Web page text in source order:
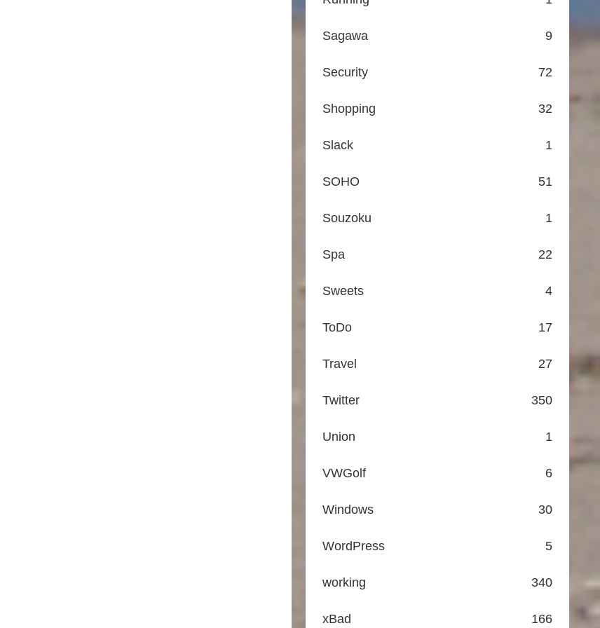
Sagawa 9
Security 72
Shopping 32
Slack 1
SOHO 51
Souzoku 1
Spa 22
Sweets 4
ToDo 17
Travel 27
Twitter 350
Union 1
VWGolf 6
Windows 30
WordPress 5
working 340
xBad 166